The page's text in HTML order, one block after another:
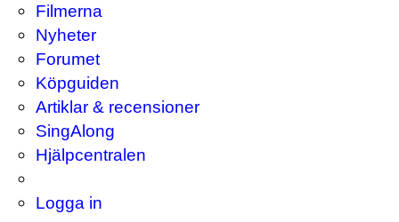
Filmerna
Nyheter
Forumet
Köpguiden
Artiklar & recensioner
SingAlong
Hjälpcentralen
Logga in